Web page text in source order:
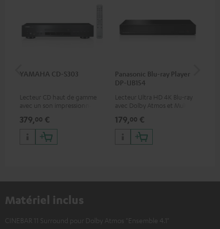
YAMAHA CD-S303
Lecteur CD haut de gamme
avec un son impressionnant
379,00 €
Panasonic Blu-ray Player
DP-UB154
Lecteur Ultra HD 4K Blu-ray
avec Dolby Atmos et Multi
qualité d’image incroyable et
des couleurs contrastées
179,00 €
Matériel inclus
CINEBAR 11 Surround pour Dolby Atmos "Ensemble 4.1"